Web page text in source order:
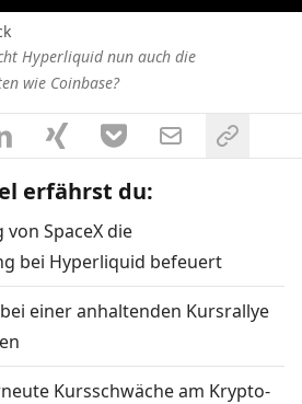
Hyperliquid nun auch die
wie Coinbase?
erfährst du:
SpaceX die
bei Hyperliquid befeuert
einer anhaltenden Kursrallye
Kursschwäche am Krypto-